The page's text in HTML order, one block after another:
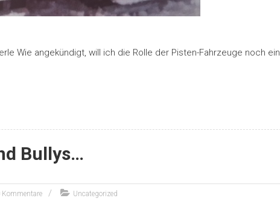
Wie angekündigt, will ich die Rolle der Pisten-Fahrzeuge noch ein
Bullys…
Kommentare Uncategorized